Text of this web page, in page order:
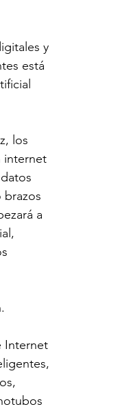
y
está
los
internet
a
Internet